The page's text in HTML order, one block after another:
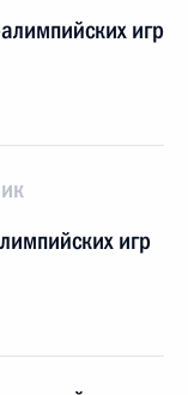
игр
игр